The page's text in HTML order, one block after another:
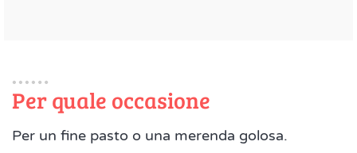
Per quale occasione
Per un fine pasto o una merenda golosa.